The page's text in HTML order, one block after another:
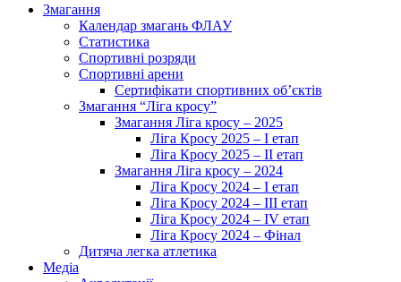
Змагання
Календар змагань ФЛАУ
Статистика
Спортивні розряди
Спортивні арени
Сертифікати спортивних об’єктів
Змагання “Ліга кросу”
Змагання Ліга кросу – 2025
Ліга Кросу 2025 – I етап
Ліга Кросу 2025 – II етап
Змагання Ліга кросу – 2024
Ліга Кросу 2024 – I етап
Ліга Кросу 2024 – III етап
Ліга Кросу 2024 – IV етап
Ліга Кросу 2024 – Фінал
Дитяча легка атлетика
Медіа